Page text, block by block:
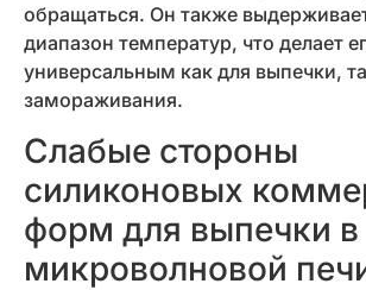
обращаться. Он также
диапазон температур, что делает
универсальным как для выпечки,
замораживания.
Слабые стороны
силиконовых
форм для выпечки в
микроволновой